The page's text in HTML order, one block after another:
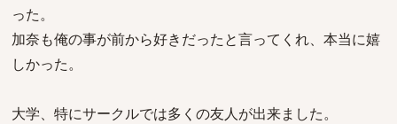
った。
加奈も俺の事が前から好きだったと言ってくれ、本当に嬉
しかった。
大学、特にサークルでは多くの友人が出来ました。